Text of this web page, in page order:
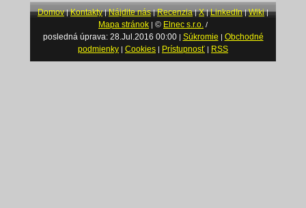
Domov|Kontakty|Nájdite nás|Recenzia|X|LinkedIn|Wiki|
Mapa stránok | © Elnec s.r.o. /
posledná úprava: 28.Jul.2016 00:00| Súkromie | Obchodné
podmienky | Cookies | Prístupnosť | RSS